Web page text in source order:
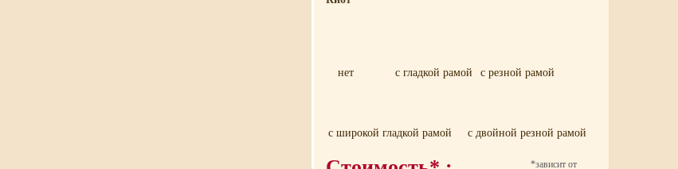
нет с гладкой рамой с резной рамой
с широкой гладкой рамой с двойной резной рамой
*зависит от